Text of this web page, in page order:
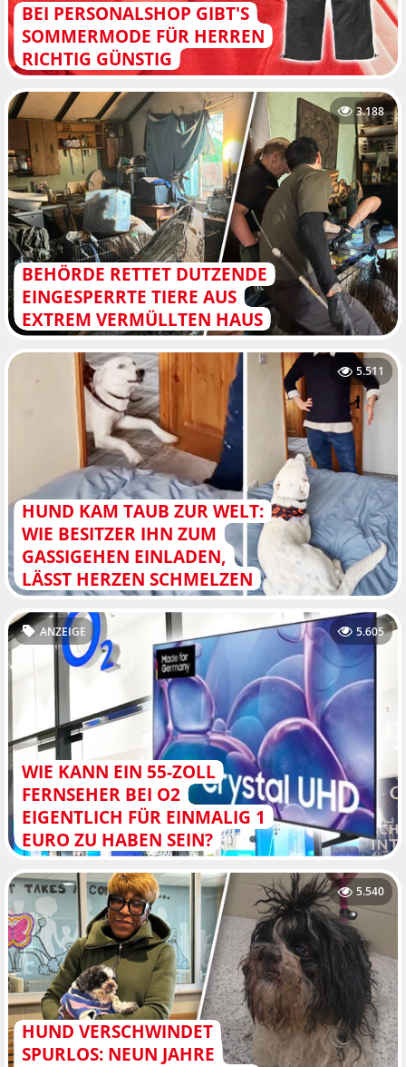
BEI PERSONALSHOP GIBT'S
SOMMERMODE FÜR HERREN
RICHTIG GÜNSTIG
BEHÖRDE RETTET DUTZENDE
EINGESPERRTE TIERE AUS
EXTREM VERMÜLLTEN HAUS
3.188
HUND KAM TAUB ZUR WELT:
WIE BESITZER IHN ZUM
GASSIGEHEN EINLADEN,
LÄSST HERZEN SCHMELZEN
5.511
WIE KANN EIN 55-ZOLL
FERNSEHER BEI O2
EIGENTLICH FÜR EINMALIG 1
EURO ZU HABEN SEIN?
ANZEIGE 5.605
HUND VERSCHWINDET
SPURLOS: NEUN JAHRE
5.540